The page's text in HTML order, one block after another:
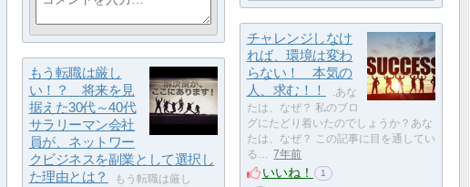
チャレンジしなけ
れば、環境は変わ
らない！ 本気の
人、求む！！
.あな
たは、なぜ？ 私のブロ
グにたどり着いたのでしょうか？あな
たは、なぜ？ この記事に目を通してい
る…
7年前
いいね！ 1
もう転職は厳し
い！？ 将来を見
据えた30代～40代
サラリーマン会社
員が、ネットワー
クビジネスを副業として選択し
た理由とは？
もう転職は厳し